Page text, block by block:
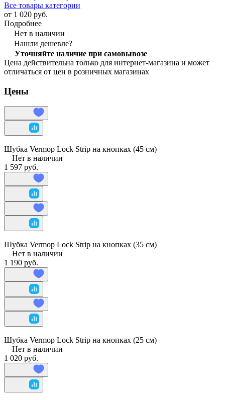
Все товары категории
от 1 020 руб.
Подробнее
Нет в наличии
Нашли дешевле?
Уточняйте наличие при самовывозе
Цена действительна только для интернет-магазина и может
отличаться от цен в розничных магазинах
Цены
Шубка Vermop Lock Strip на кнопках (45 см)
Нет в наличии
1 597 руб.
Шубка Vermop Lock Strip на кнопках (35 см)
Нет в наличии
1 190 руб.
Шубка Vermop Lock Strip на кнопках (25 см)
Нет в наличии
1 020 руб.